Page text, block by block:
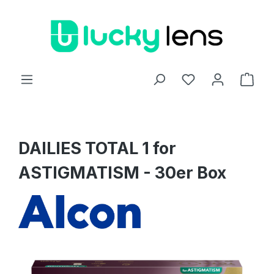
DAILIES TOTAL 1 for
ASTIGMATISM - 30er Box
Bildergalerie überspringen